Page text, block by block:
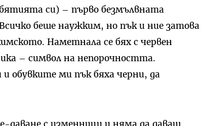
си) – първо безмълвната
беше наужким, но пък и ние затова
Наметнала се бях с червен
– символ на непорочността.
ми пък бяха черни, да